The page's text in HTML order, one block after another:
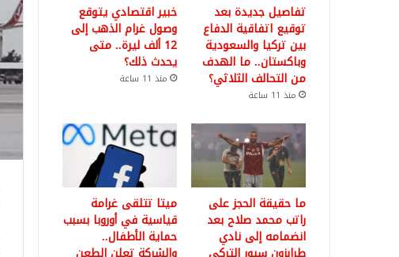
تفاصيل جديدة بعد
توقيع اتفاقية الدفاع
بين تركيا والسعودية
وباكستان.. ما الهدف
من التحالف الثلاثي؟
منذ 11 ساعة
خبير اقتصادي يتوقع
وصول غرام الذهب إلى
12 ألف ليرة.. متى
يحدث ذلك؟
منذ 11 ساعة
ما حقيقة الحجز على
راتب محمد صلاح بعد
انضمامه إلى نادي
ميتا تتلقى غرامة
قياسية في أوروبا بسبب
حماية الأطفال..